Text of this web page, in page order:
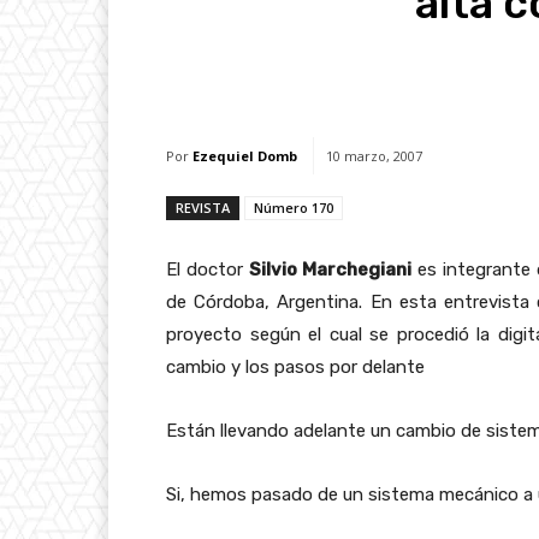
Por Ezequiel Domb 10 marzo, 2007
REVISTA Número 170
El doctorSilvio Marchegiani es integrante
de Córdoba, Argentina. En esta
proyecto según el cual se procedió la
cambio y los pasos por delante
Están llevando adelante un cambio de
Si, hemos pasado de un sistema mecánico a